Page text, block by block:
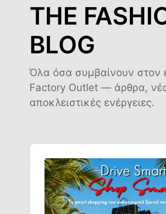
THE
BLOG
Όλα όσα συμβαίνουν στον
Factory Outlet — άρθρα,
αποκλειστικές ενέργειες.